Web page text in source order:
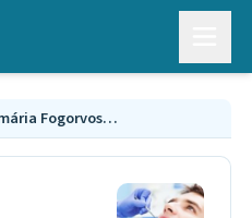
Dr. Cakó Annamária Fogorvos Budapest Cako Klinika 2. kerület